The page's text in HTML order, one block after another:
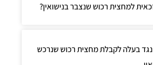
רכוש שנצבר בנישואין?
מחצית רכוש שנרכש